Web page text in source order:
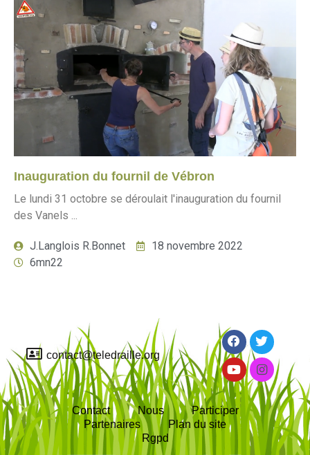
Inauguration du fournil de Vébron
Le lundi 31 octobre se déroulait l'inauguration du fournil
des Vanels ...
J.Langlois R.Bonnet
18 novembre 2022
6mn22
Contact Nous
Participer
Partenaires
Plan du site
Rgpd
contact@teledraille.org